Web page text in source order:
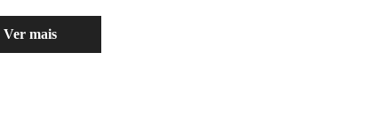
Ver mais